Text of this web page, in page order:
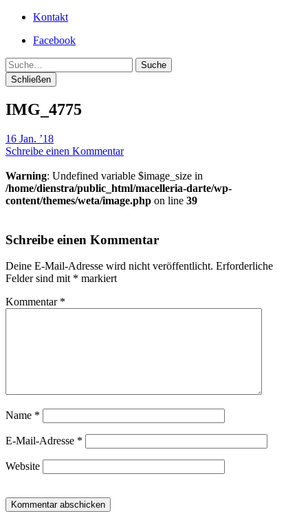
Kontakt
Facebook
Suche
Schließen
IMG_4775
16 Jan. ’18
Schreibe einen Kommentar
Warning: Undefined variable $image_size in
/home/dienstra/public_html/macelleria-darte/wp-
content/themes/weta/image.php on line 39
Schreibe einen Kommentar
Deine E-Mail-Adresse wird nicht veröffentlicht. Erforderliche
Felder sind mit * markiert
Kommentar *
Name *
E-Mail-Adresse *
Website